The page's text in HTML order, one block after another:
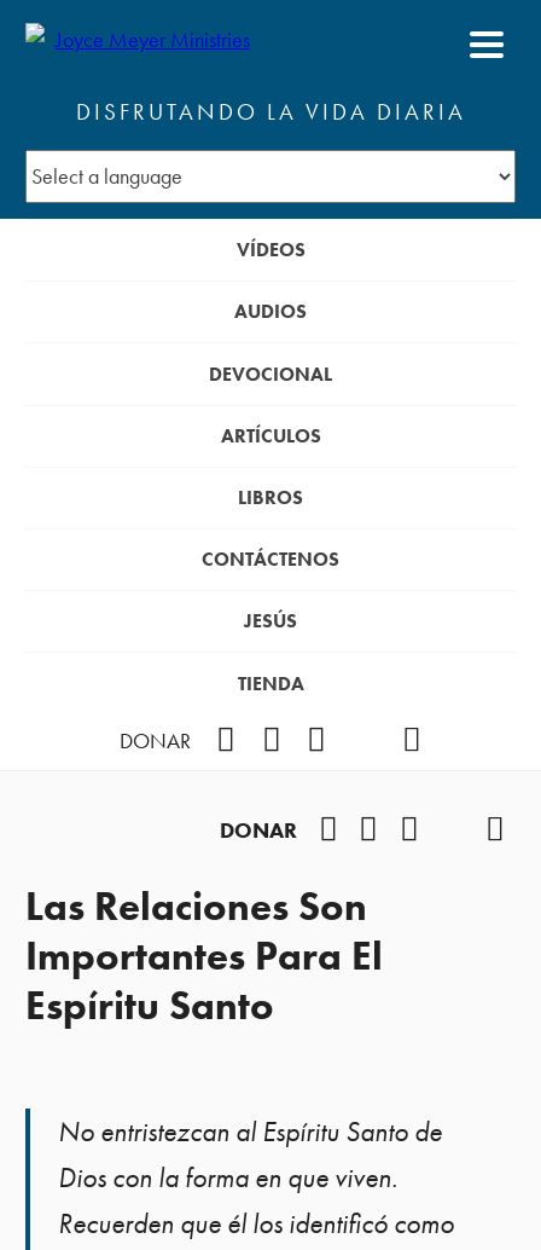
DISFRUTANDO LA VIDA DIARIA
VÍDEOS
AUDIOS
DEVOCIONAL
ARTÍCULOS
LIBROS
CONTÁCTENOS
JESÚS
TIENDA
DONAR
DONAR
Las Relaciones Son
Importantes Para El
Espíritu Santo
No entristezcan al Espíritu Santo de
Dios con la forma en que viven.
Recuerden que él los identificó como